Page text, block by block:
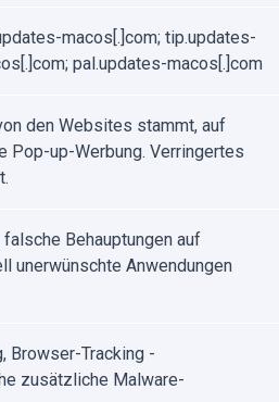
macos[.]com; tip.updates-
pal.updates-macos[.]com
den Websites stammt, auf
Pop-up-Werbung. Verringertes
Behauptungen auf
unerwünschte Anwendungen
Browser-Tracking -
zusätzliche Malware-